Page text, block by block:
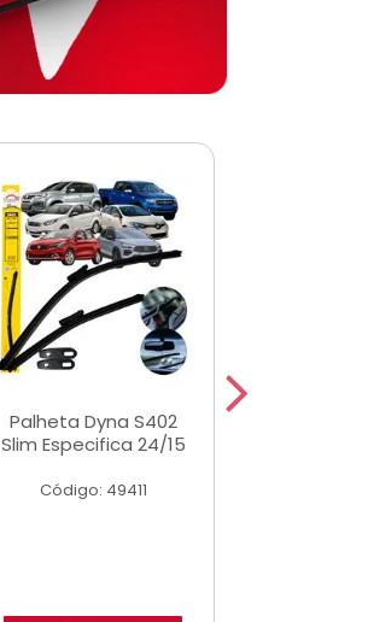
Palheta Dyna S402
Slim Especifica 24/15
Código: 49411